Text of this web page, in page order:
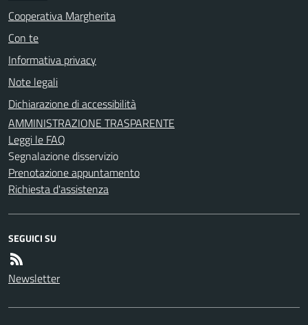
Cooperativa Margherita
Con te
Informativa privacy
Note legali
Dichiarazione di accessibilità
AMMINISTRAZIONE TRASPARENTE
Leggi le FAQ
Segnalazione disservizio
Prenotazione appuntamento
Richiesta d'assistenza
SEGUICI SU
Newsletter